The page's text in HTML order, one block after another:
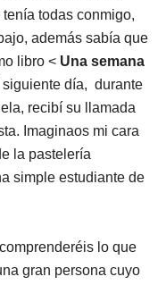
todas conmigo,
además sabía que
libro < Una semana
siguiente día, durante
recibí su llamada
Imaginaos mi cara
la pastelería
simple estudiante de
lo que
gran persona cuyo